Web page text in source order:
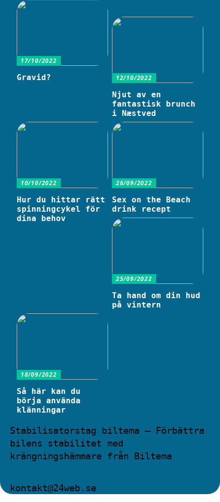
17/10/2022
Gravid? 12/10/2022
Njut av en
fantastisk brunch
i Næstved
10/10/2022
Hur du hittar rätt
spinningcykel för
dina behov
26/09/2022
Sex on the Beach
drink recept
25/09/2022
Ta hand om din hud
på vintern
18/09/2022
Så här kan du
börja använda
klänningar
Stabilisatorstag biltema – Förbättra
bilens stabilitet med
krängningshämmare från Biltema
kontakt@24web.se